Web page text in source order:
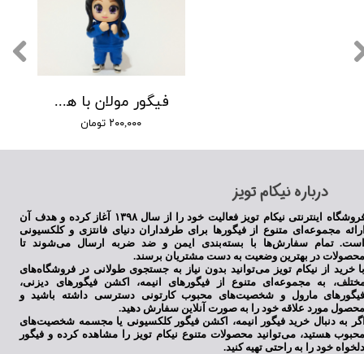
فیگور مولان با هودی
۲۰۰,۰۰۰ تومان
​درباره نیکام تویز
فروشگاه اینترنتی نیکام تویز فعالیت خود را از سال ۱۳۹۸ آغاز کرده و هدف آن
مجموعه‌ای متنوع از فیگورها برای طرفداران دنیای فانتزی و کلکسیونی
تمام سفارش‌ها با بسته‌بندی ایمن و ضد ضربه ارسال می‌شوند تا
در بهترین وضعیت به دست مشتریان برسند.
خرید از نیکام تویز می‌توانید بدون نیاز به جستجوی طولانی در فروشگاه‌های
به مجموعه‌ای متنوع از فیگورهای انیمه، اکشن فیگورهای دیزنی،
مارول و شخصیت‌های محبوب کارتونی دسترسی داشته باشید و
مورد علاقه خود را به صورت آنلاین سفارش دهید.
به دنبال خرید فیگور انیمه، اکشن فیگور کلکسیونی یا مجسمه شخصیت‌های
هستید، می‌توانید محصولات متنوع نیکام تویز را مشاهده کرده و فیگور
خود را به راحتی تهیه کنید.